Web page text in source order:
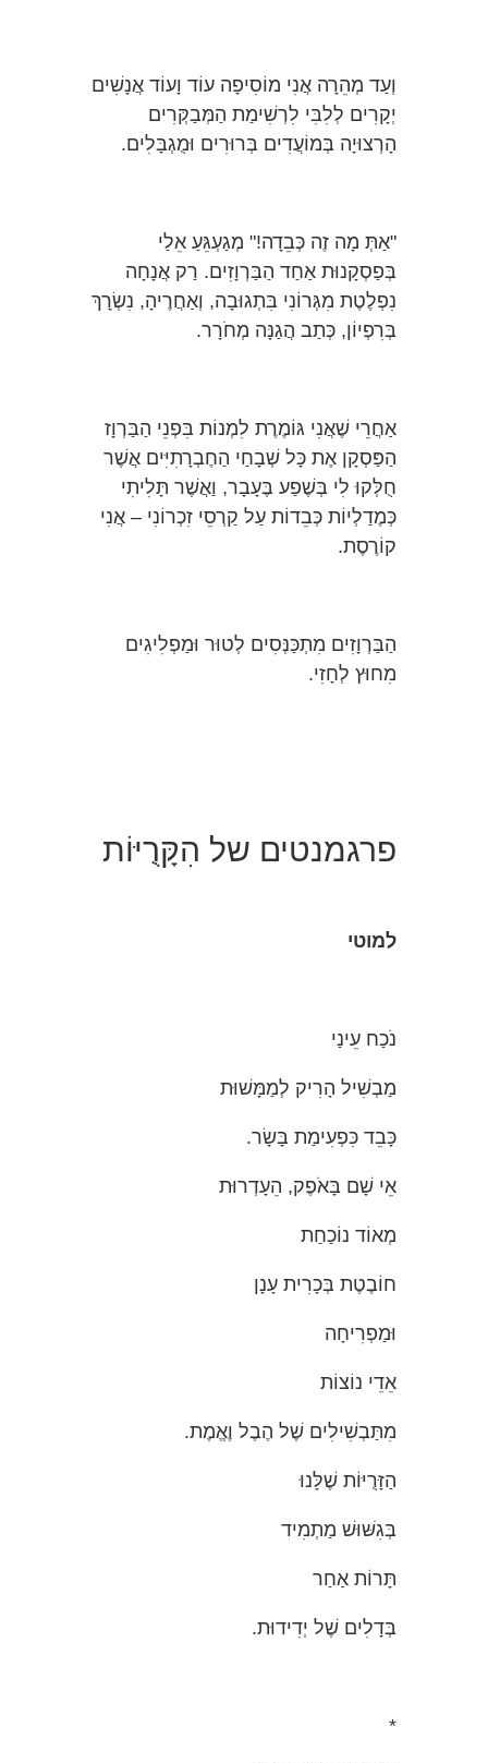
וְעַד מְהֵרָה אֲנִי מוֹסִיפָה עוֹד וָעוֹד אֲנָשִׁים
יְקָרִים לְלִבִּי לִרְשִׁימַת הַמְּבַקְּרִים
הָרְצוּיָה בְּמוֹעֲדִים בְּרוּרִים וּמֻגְבָּלִים.
"אַתְּ מָה זֶה כְּבֵדָה!" מְגַעְגֵּעַ אֵלַי
בְּפַסְקָנוּת אַחַד הַבַּרְוָזִים. רַק אֲנָחָה
נִפְלֶטֶת מִגְּרוֹנִי בִּתְגוּבָה, וְאַחֲרֶיהָ, נִשְׂרָךְ
בְּרִפְיוֹן, כְּתַב הֲגַנָּה מְחֹרָר.
אַחֲרֵי שֶׁאֲנִי גּוֹמֶרֶת לִמְנוֹת בִּפְנֵי הַבַּרְוָז
הַפַּסְקָן אֶת כָּל שְׁבָחַי הַחֶבְרָתִיִּים אֲשֶׁר
חֻלְּקוּ לִי בְּשֶׁפַע בֶּעָבָר, וַאֲשֶׁר תָּלִיתִי
כְּמֶדַלְיוֹת כְּבֵדוֹת עַל קַרְסֵי זִכְרוֹנִי – אֲנִי
קוֹרֶסֶת.
הַבַּרְוָזִים מִתְכַּנְּסִים לְטוּר וּמַפְלִיגִים
מִחוּץ לְחָזִי.
פרגמנטים של הִקָּרֻיּוֹת
למוטי
נֹכַח עֵינַי
מַבְשִׁיל הָרִיק לְמַמָּשׁוּת
כָּבֵד כִּפְעִימַת בָּשָׂר.
אֵי שָׁם בָּאֹפֶק, הֵעָדְרוּת
מְאוֹד נוֹכַחַת
חוֹבֶטֶת בְּכָרִית עָנָן
וּמַפְרִיחָה
אֵדֵי נוֹצוֹת
מִתַּבְשִׁילִים שֶׁל הֶבֶל וֶאֱמֶת.
הַזָּרֻיּוֹת שֶׁלָּנוּ
בְּגִשּׁוּשׁ מַתְמִיד
תָּרוֹת אַחַר
בְּדָלִים שֶׁל יְדִידוּת.
*